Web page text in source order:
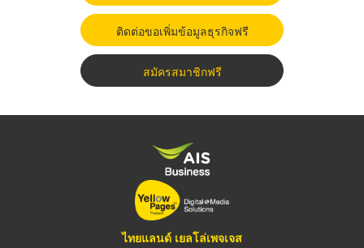
ติดต่อขอเพิ่มข้อมูลธุรกิจฟรี
สมัครสมาชิกฟรี
ไทยแลนด์ เยลโล่เพจเจส